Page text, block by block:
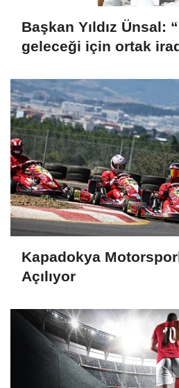
Başkan Yıldız Ünsal:
geleceği için ortak
Kapadokya
Açılıyor